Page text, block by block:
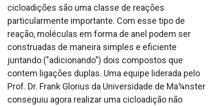
cicloadições são uma classe de reações
particularmente importante. Com esse tipo de
reação, moléculas em forma de anel podem ser
construa­das de maneira simples e eficiente
juntando ("adicionando") dois compostos que
contem ligações duplas. Uma equipe liderada pelo
Prof. Dr. Frank Glorius da Universidade de Ma¼nster
conseguiu agora realizar uma cicloadição não